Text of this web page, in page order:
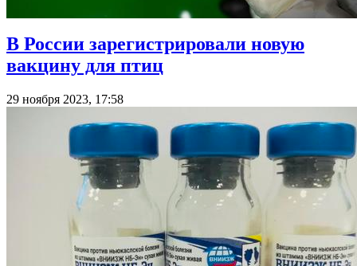
В России зарегистрировали новую
вакцину для птиц
29 ноября 2023, 17:58